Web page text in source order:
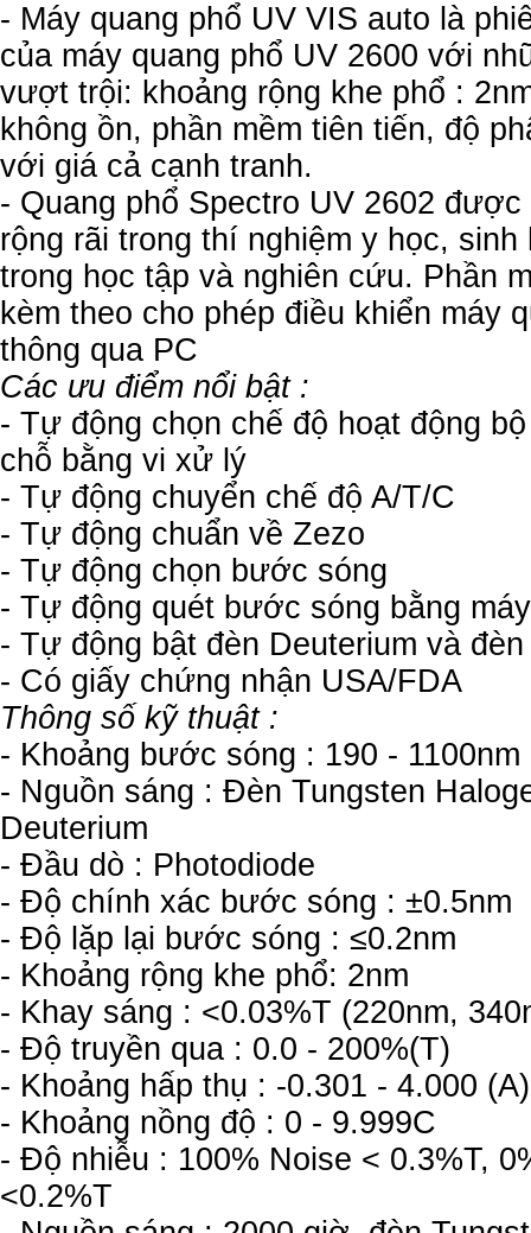
- Máy quang phổ UV VIS auto là
của máy quang phổ UV 2600 với
vượt trội: khoảng rộng khe phổ :
không ồn, phần mềm tiên tiến, độ
với giá cả cạnh tranh.
- Quang phổ Spectro UV 2602
rộng rãi trong thí nghiệm y học, sinh
trong học tập và nghiên cứu. Phần
kèm theo cho phép điều khiển máy
thông qua PC
Các ưu điểm nổi bật :
- Tự động chọn chế độ hoạt động
chỗ bằng vi xử lý
- Tự động chuyển chế độ A/T/C
- Tự động chuẩn về Zezo
- Tự động chọn bước sóng
- Tự động quét bước sóng bằng
- Tự động bật đèn Deuterium và
- Có giấy chứng nhận USA/FDA
Thông số kỹ thuật :
- Khoảng bước sóng : 190 - 1100nm
- Nguồn sáng : Đèn Tungsten
Deuterium
- Đầu dò : Photodiode
- Độ chính xác bước sóng : ±0.5nm
- Độ lặp lại bước sóng : ≤0.2nm
- Khoảng rộng khe phổ: 2nm
- Khay sáng : <0.03%T (220nm,
- Độ truyền qua : 0.0 - 200%(T)
- Khoảng hấp thụ : -0.301 - 4.000 (A)
- Khoảng nồng độ : 0 - 9.999C
- Độ nhiễu : 100% Noise < 0.3%T,
<0.2%T